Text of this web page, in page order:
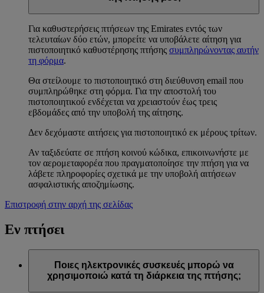
Για καθυστερήσεις πτήσεων της Emirates εντός των
τελευταίων δύο ετών, μπορείτε να υποβάλετε αίτηση για
πιστοποιητικό καθυστέρησης πτήσης συμπληρώνοντας αυτήν
τη φόρμα.
Θα στείλουμε το πιστοποιητικό στη διεύθυνση email που
συμπληρώθηκε στη φόρμα. Για την αποστολή του
πιστοποιητικού ενδέχεται να χρειαστούν έως τρεις
εβδομάδες από την υποβολή της αίτησης.
Δεν δεχόμαστε αιτήσεις για πιστοποιητικό εκ μέρους τρίτων.
Αν ταξιδεύατε σε πτήση κοινού κώδικα, επικοινωνήστε με
τον αερομεταφορέα που πραγματοποίησε την πτήση για να
λάβετε πληροφορίες σχετικά με την υποβολή αιτήσεων
ασφαλιστικής αποζημίωσης.
Επιστροφή στην αρχή της σελίδας
Εν πτήσει
Ποιες ηλεκτρονικές συσκευές μπορώ να
χρησιμοποιώ κατά τη διάρκεια της πτήσης;